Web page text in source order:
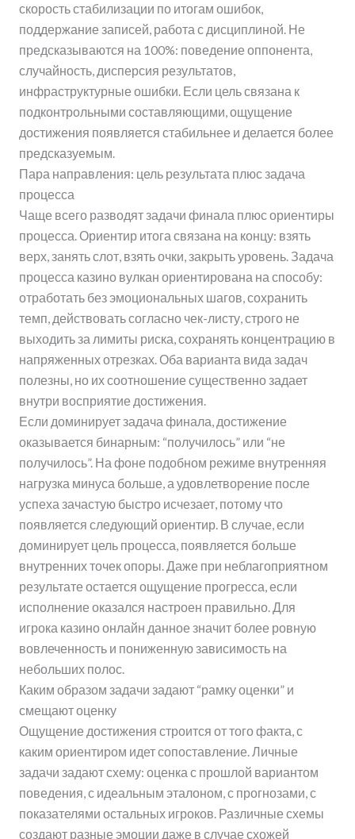
скорость стабилизации по итогам ошибок,
поддержание записей, работа с дисциплиной. Не
предсказываются на 100%: поведение оппонента,
случайность, дисперсия результатов,
инфраструктурные ошибки. Если цель связана к
подконтрольными составляющими, ощущение
достижения появляется стабильнее и делается более
предсказуемым.
Пара направления: цель результата плюс задача
процесса
Чаще всего разводят задачи финала плюс ориентиры
процесса. Ориентир итога связана на концу: взять
верх, занять слот, взять очки, закрыть уровень. Задача
процесса казино вулкан ориентирована на способу:
отработать без эмоциональных шагов, сохранить
темп, действовать согласно чек-листу, строго не
выходить за лимиты риска, сохранять концентрацию в
напряженных отрезках. Оба варианта вида задач
полезны, но их соотношение существенно задает
внутри восприятие достижения.
Если доминирует задача финала, достижение
оказывается бинарным: “получилось” или “не
получилось”. На фоне подобном режиме внутренняя
нагрузка минуса больше, а удовлетворение после
успеха зачастую быстро исчезает, потому что
появляется следующий ориентир. В случае, если
доминирует цель процесса, появляется больше
внутренних точек опоры. Даже при неблагоприятном
результате остается ощущение прогресса, если
исполнение оказался настроен правильно. Для
игрока казино онлайн данное значит более ровную
вовлеченность и пониженную зависимость на
небольших полос.
Каким образом задачи задают “рамку оценки” и
смещают оценку
Ощущение достижения строится от того факта, с
каким ориентиром идет сопоставление. Личные
задачи задают схему: оценка с прошлой вариантом
поведения, с идеальным эталоном, с прогнозами, с
показателями остальных игроков. Различные схемы
создают разные эмоции даже в случае схожей